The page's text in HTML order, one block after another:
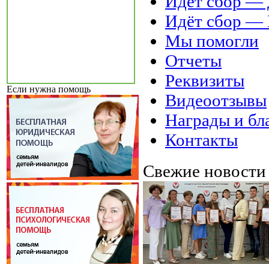
Если нужна помощь
Идёт сбор
Мы помогли
Отчеты
Реквизиты
Видеоотзывы
Награды и
Контакты
Свежие